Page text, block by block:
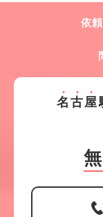
依
名 古屋